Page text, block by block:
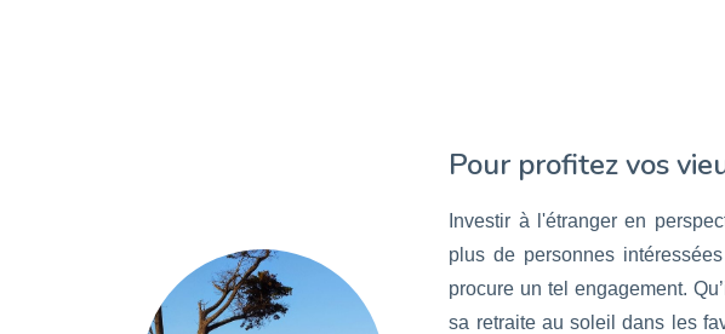
Pour profitez vos
Investir à l'étranger en
plus de personnes
procure un tel engagement.
sa retraite au soleil dans les